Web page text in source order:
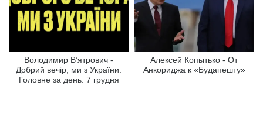
Володимир В’ятрович -
Добрий вечір, ми з України.
Головне за день. 7 грудня
Алексей Копытько - От
Анкориджа к «Будапешту»